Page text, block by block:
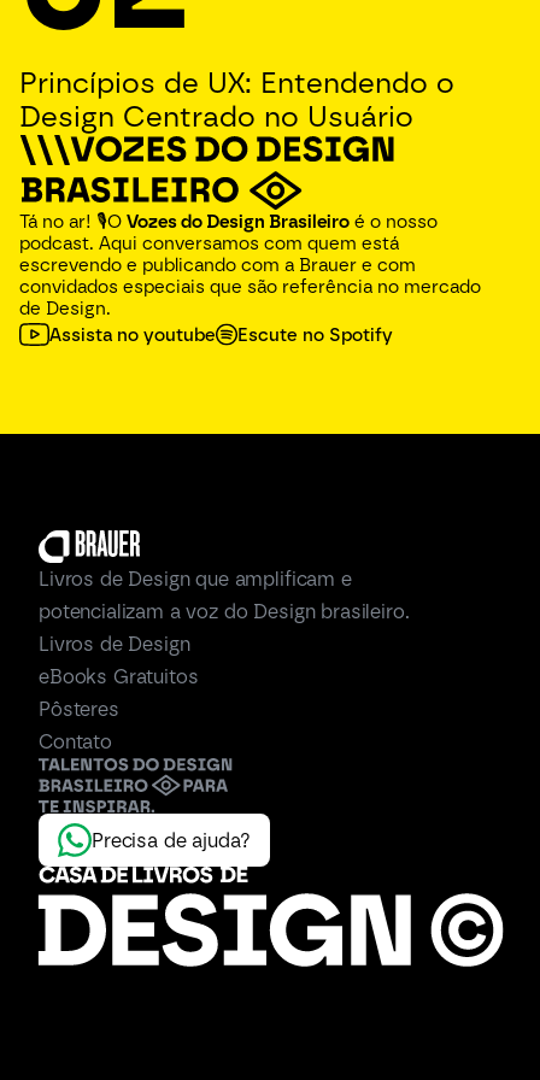
Princípios de UX: Entendendo o
Design Centrado no Usuário
Tá no ar! 🎙O Vozes do Design Brasileiro é o nosso
podcast. Aqui conversamos com quem está
escrevendo e publicando com a Brauer e com
convidados especiais que são referência no mercado
de Design.️
Assista no youtube
Escute no Spotify
Livros de Design que amplificam e
potencializam a voz do Design brasileiro.
Livros de Design
eBooks Gratuitos
Pôsteres
Contato
Precisa de ajuda?